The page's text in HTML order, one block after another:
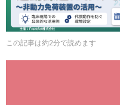
この記事は約2分で読めます